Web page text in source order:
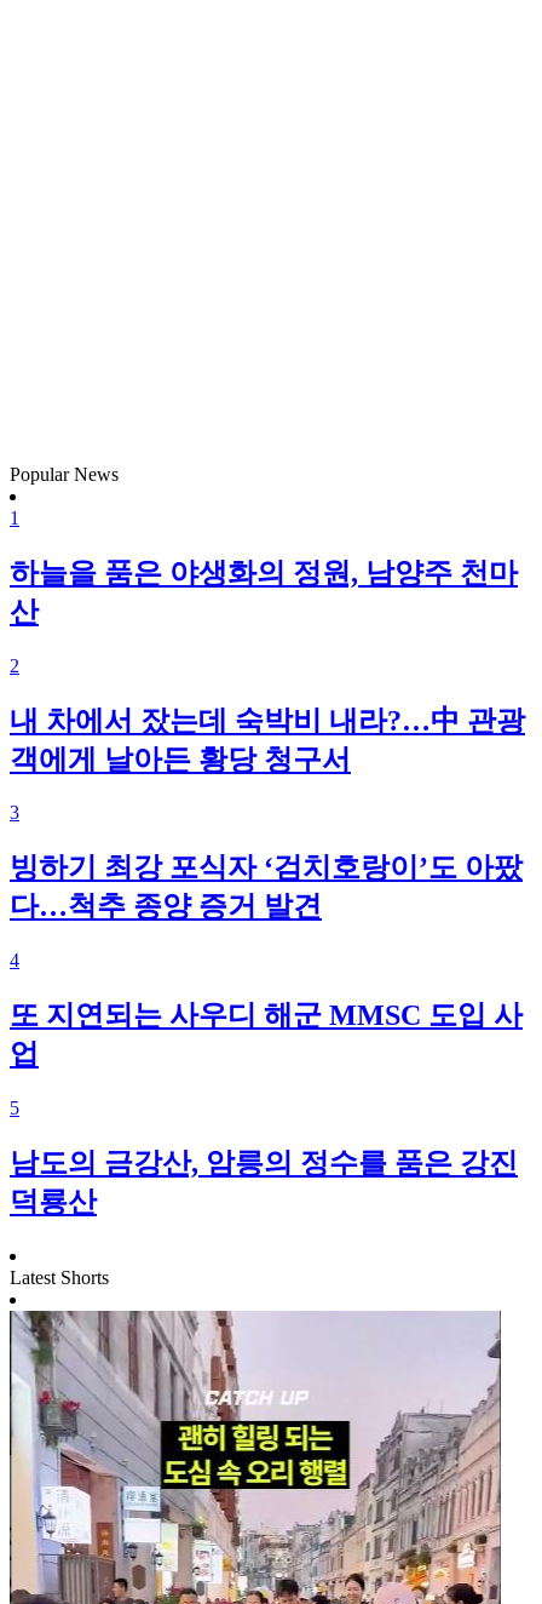
Popular News
1
하늘을 품은 야생화의 정원, 남양주 천마
산
2
내 차에서 잤는데 숙박비 내라?…中 관광
객에게 날아든 황당 청구서
3
빙하기 최강 포식자 ‘검치호랑이’도 아팠
다…척추 종양 증거 발견
4
또 지연되는 사우디 해군 MMSC 도입 사
업
5
남도의 금강산, 암릉의 정수를 품은 강진
덕룡산
Latest Shorts